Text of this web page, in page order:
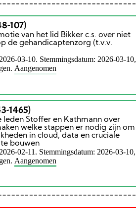
107)
van het lid Bikker c.s. over niet
de gehandicaptenzorg (t.v.v.
03-10. Stemmingsdatum: 2026-03-10,
Aangenomen
1465)
leden Stoffer en Kathmann over
welke stappen er nodig zijn om
in cloud, data en cruciale
bouwen
02-11. Stemmingsdatum: 2026-03-10,
Aangenomen